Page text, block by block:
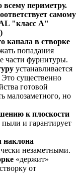
периметру.
самому
"класс А"
канала в створке
попадания
части фурнитуры.
устанавливается
существенно
готовой
малозаметного, но
к плоскости
пыли и гарантирует
наклона
незаметными.
«держит»
от